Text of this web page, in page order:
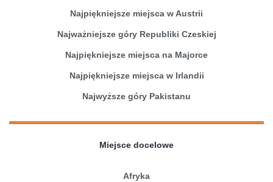
Najpiękniejsze miejsca w Austrii
Najważniejsze góry Republiki Czeskiej
Najpiękniejsze miejsca na Majorce
Najpiękniejsze miejsca w Irlandii
Najwyższe góry Pakistanu
Miejsce docelowe
Afryka